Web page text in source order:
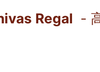
Regal -